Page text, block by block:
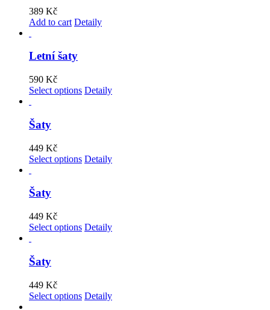
389 Kč
Add to cart Detaily
Letní šaty
590 Kč
Select options Detaily
Šaty
449 Kč
Select options Detaily
Šaty
449 Kč
Select options Detaily
Šaty
449 Kč
Select options Detaily